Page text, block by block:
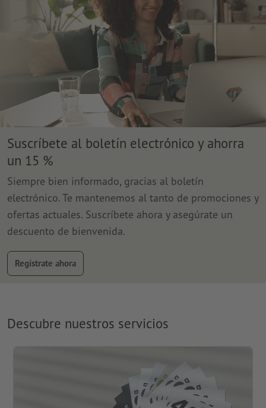
Suscríbete al boletín electrónico y ahorra
un 15 %
Siempre bien informado, gracias al boletín
electrónico. Te mantenemos al tanto de promociones y
ofertas actuales. Suscríbete ahora y asegúrate un
descuento de bienvenida.
Regístrate ahora
Descubre nuestros servicios